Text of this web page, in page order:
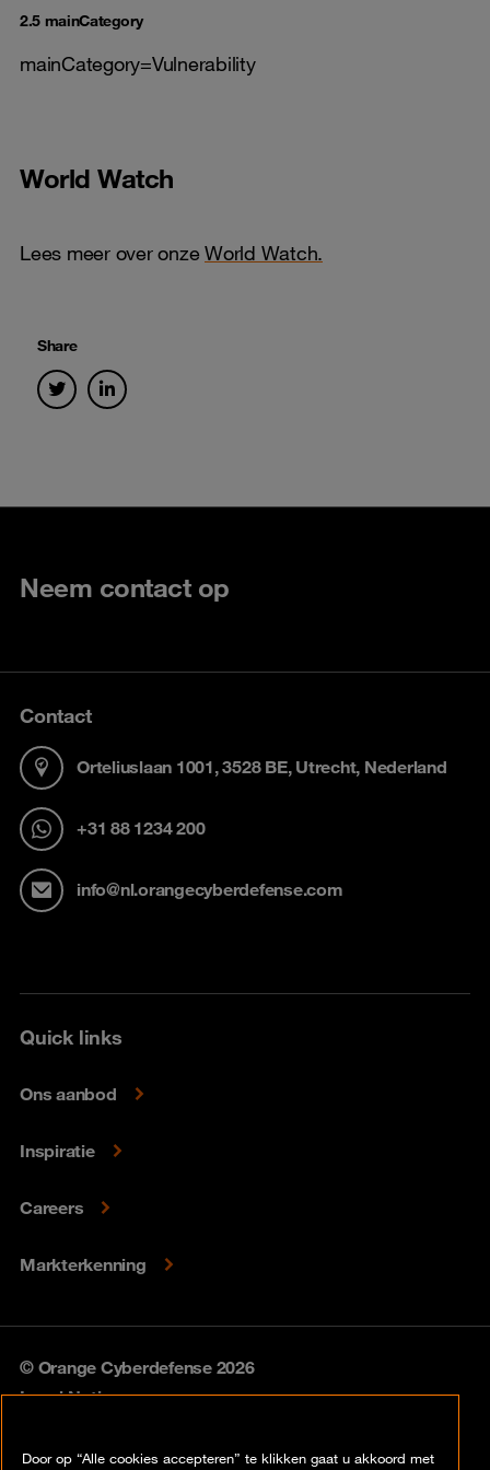
Share
2.5 mainCategory
mainCategory=Vulnerability
World Watch
Lees meer over onzeWorld Watch.
Neem contact op
Contact
Orteliuslaan 1001, 3528 BE, Utrecht, Nederland
+31 88 1234 200
info@nl.orangecyberdefense.com
Quick links
Ons aanbod
Inspiratie
Careers
Markterkenning
© Orange Cyberdefense 2026
Legal Notice
Door op “Alle cookies accepteren” te klikken gaat u akkoord met